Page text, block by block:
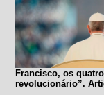
Francisco, os
revolucionário”.